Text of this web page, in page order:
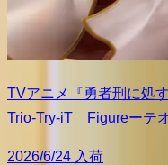
TVアニメ『勇者刑に
Trio-Try-iT Figureーテ
2026/6/24 入荷